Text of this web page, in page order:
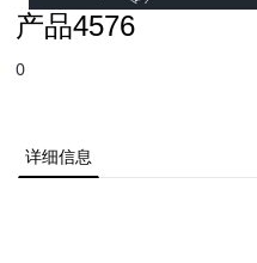
产品4576
0
详细信息